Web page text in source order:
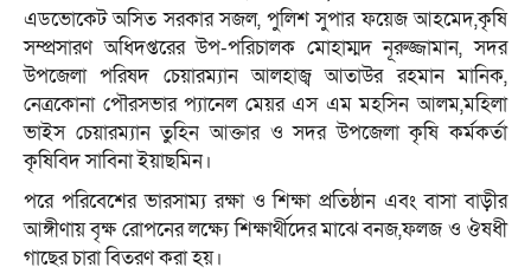
এডভোকেট অসিত সরকার সজল, পুলিশ সুপার ফয়েজ আহমেদ,কৃষি
সম্প্রসারণ অধিদপ্তরের উপ-পরিচালক মোহাম্মদ নূরুজ্জামান, সদর
উপজেলা পরিষদ চেয়ারম্যান আলহাজ্ব আতাউর রহমান মানিক,
নেত্রকোনা পৌরসভার প্যানেল মেয়র এস এম মহসিন আলম,মহিলা
ভাইস চেয়ারম্যান তুহিন আক্তার ও সদর উপজেলা কৃষি কর্মকর্তা
কৃষিবিদ সাবিনা ইয়াছমিন।
পরে পরিবেশের ভারসাম্য রক্ষা ও শিক্ষা প্রতিষ্ঠান এবং বাসা বাড়ীর
আঙ্গীণায় বৃক্ষ রোপনের লক্ষ্যে শিক্ষার্থীদের মাঝে বনজ,ফলজ ও ঔষধী
গাছের চারা বিতরণ করা হয়।